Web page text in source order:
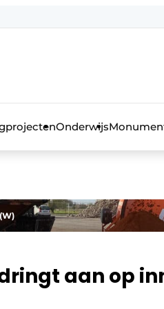
Onderwijs
aan op